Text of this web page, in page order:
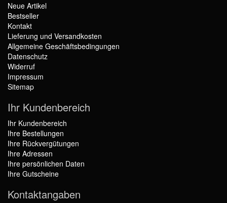
Neue Artikel
Bestseller
Kontakt
Lieferung und Versandkosten
Allgemeine Geschäftsbedingungen
Datenschutz
Widerruf
Impressum
Sitemap
Ihr Kundenbereich
Ihr Kundenbereich
Ihre Bestellungen
Ihre Rückvergütungen
Ihre Adressen
Ihre persönlichen Daten
Ihre Gutscheine
Kontaktangaben